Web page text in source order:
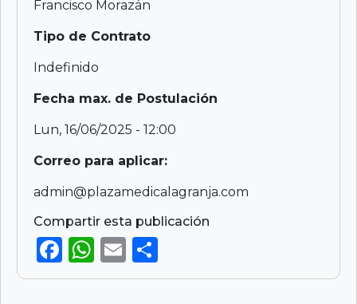
Francisco Morazán
Tipo de Contrato
Indefinido
Fecha max. de Postulación
Lun, 16/06/2025 - 12:00
Correo para aplicar:
admin@plazamedicalagranja.com
Compartir esta publicación
F
a
W
h
E
mh